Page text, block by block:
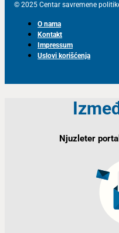
© 2025 Centar savremene
O nama
Kontakt
Impressum
Uslovi korišćenja
Njuzleter